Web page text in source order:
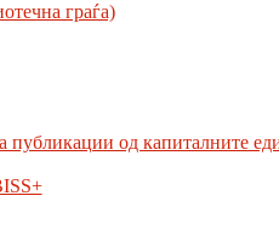
граѓа)
од капиталните